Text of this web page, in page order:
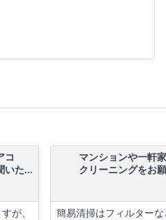
コ
いた...
が、
マンションや一軒
クリーニングをお
簡易清掃はフィルター